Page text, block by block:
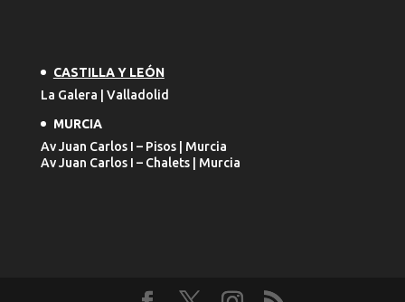
CASTILLA Y LEÓN
La Galera | Valladolid
MURCIA
Av Juan Carlos I – Pisos | Murcia
Av Juan Carlos I – Chalets | Murcia